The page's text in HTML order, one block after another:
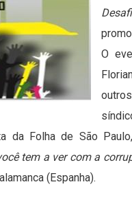
O
da Folha de São
tem a ver com a
(Espanha).